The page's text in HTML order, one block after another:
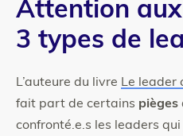
Attention
3 types de
L’auteure du livre Le leader
fait part de certains pièges
confronté.e.s les leaders